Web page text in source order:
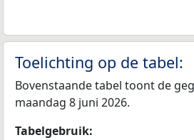
Toelichting op de tabel:
Bovenstaande tabel toont de
maandag 8 juni 2026.
Tabelgebruik: